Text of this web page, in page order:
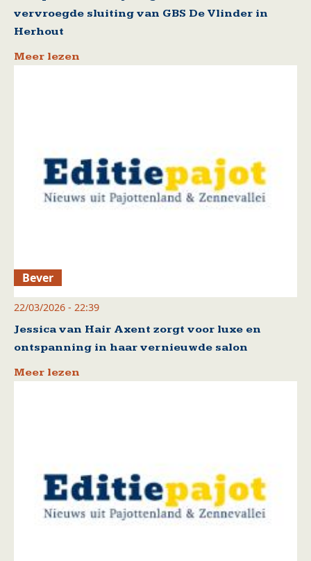
vervroegde sluiting van GBS De Vlinder in
Herhout
Meer lezen
Bever
22/03/2026 - 22:39
Jessica van Hair Axent zorgt voor luxe en
ontspanning in haar vernieuwde salon
Meer lezen